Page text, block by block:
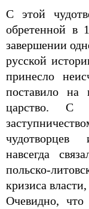
С этой
обретенной в
завершении
русской
принесло
поставило на
царство. С
чудотворцев
навсегда
польско-
кризиса
Очевидно,